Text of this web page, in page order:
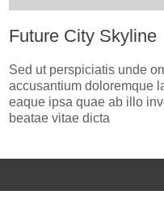
Future City Skyline
Sed ut perspiciatis unde
accusantium doloremque
eaque ipsa quae ab illo
beatae vitae dicta